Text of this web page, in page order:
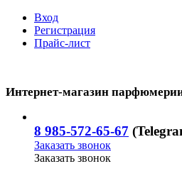
Вход
Регистрация
Прайс-лист
Интернет-магазин
8 985-572-65-67
Заказать звонок
Заказать звонок